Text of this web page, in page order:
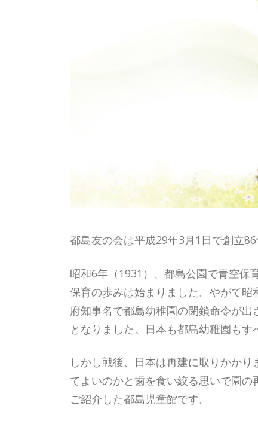
都島友の会は平成29年3月1日で創立86
昭和6年（1931）、都島公園で青空保
保育の歩みは始まりました。やがて
府知事名で都島幼稚園の閉鎖命令が
となりました。日本も都島幼稚園もす
しかし戦後、日本は再建に取りかか
てよいのかと歯を食い絞る思いで園
ご紹介した都島児童館です。